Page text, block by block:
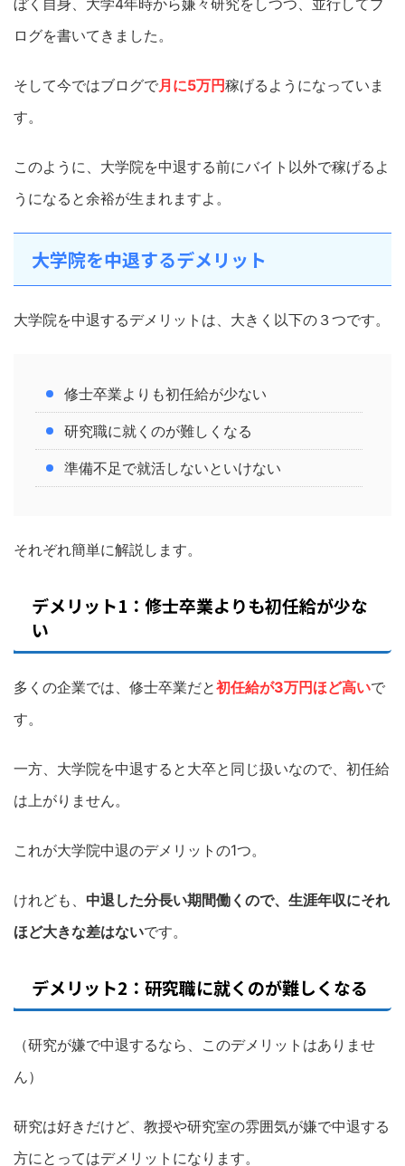
ぼく自身、大学4年時から嫌々研究をしつつ、並行してブ
ログを書いてきました。
そして今ではブログで月に5万円稼げるようになっていま
す。
このように、大学院を中退する前にバイト以外で稼げるよ
うになると余裕が生まれますよ。
大学院を中退するデメリット
大学院を中退するデメリットは、大きく以下の３つです。
修士卒業よりも初任給が少ない
研究職に就くのが難しくなる
準備不足で就活しないといけない
それぞれ簡単に解説します。
デメリット1：修士卒業よりも初任給が少な
い
多くの企業では、修士卒業だと初任給が3万円ほど高いで
す。
一方、大学院を中退すると大卒と同じ扱いなので、初任給
は上がりません。
これが大学院中退のデメリットの1つ。
けれども、 中退した分長い期間働くので、生涯年収にそれ
ほど大きな差はないです。
デメリット2：研究職に就くのが難しくなる
（研究が嫌で中退するなら、このデメリットはありませ
ん）
研究は好きだけど、教授や研究室の雰囲気が嫌で中退する
方にとってはデメリットになります。